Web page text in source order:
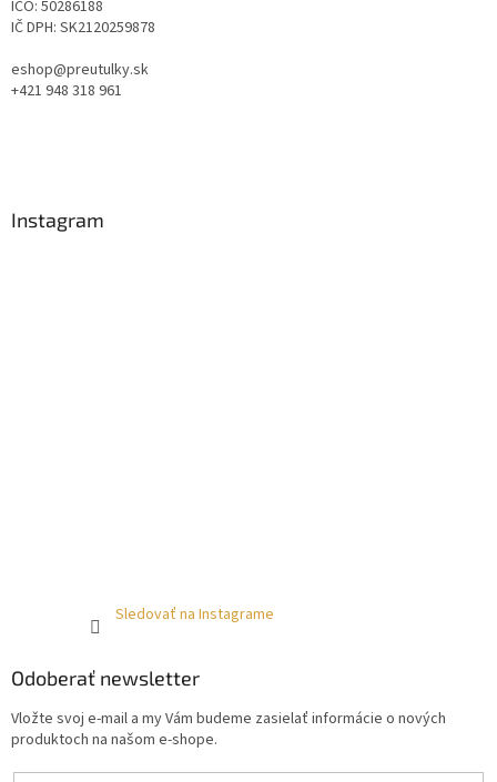
IČO: 50286188
IČ DPH: SK2120259878
eshop@preutulky.sk
+421 948 318 961
Instagram
Sledovať na Instagrame
Odoberať newsletter
Vložte svoj e-mail a my Vám budeme zasielať informácie o nových
produktoch na našom e-shope.